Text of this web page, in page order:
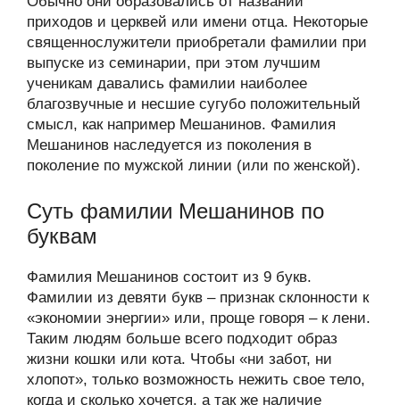
приходов и церквей или имени отца. Некоторые
священнослужители приобретали фамилии при
выпуске из семинарии, при этом лучшим
ученикам давались фамилии наиболее
благозвучные и несшие сугубо положительный
смысл, как например Мешанинов. Фамилия
Мешанинов наследуется из поколения в
поколение по мужской линии (или по женской).
Суть фамилии Мешанинов по
буквам
Фамилия Мешанинов состоит из 9 букв.
Фамилии из девяти букв – признак склонности к
«экономии энергии» или, проще говоря – к лени.
Таким людям больше всего подходит образ
жизни кошки или кота. Чтобы «ни забот, ни
хлопот», только возможность нежить свое тело,
когда и сколько хочется, а так же наличие